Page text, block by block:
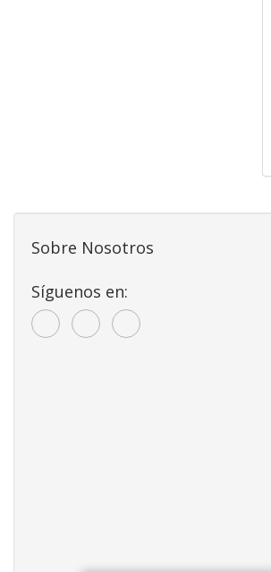
Sobre Nosotros
Síguenos en: